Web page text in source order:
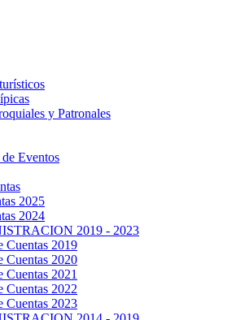
y Patronales
Eventos
2025
2024
2019 - 2023
Cuentas 2019
Cuentas 2020
Cuentas 2021
Cuentas 2022
Cuentas 2023